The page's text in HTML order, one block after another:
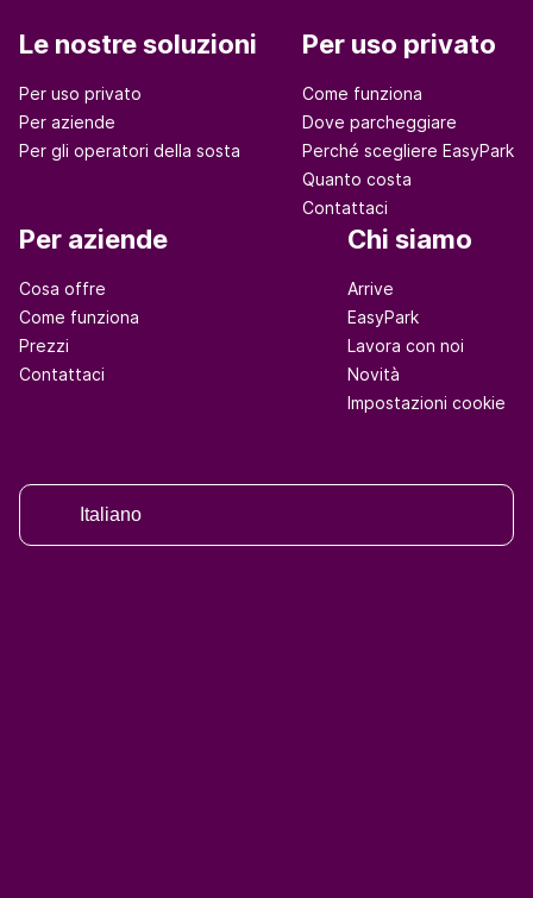
Le nostre soluzioni
Per uso privato
Per aziende
Per gli operatori della sosta
Per uso privato
Come funziona
Dove parcheggiare
Perché scegliere EasyPark
Quanto costa
Contattaci
Per aziende
Cosa offre
Come funziona
Prezzi
Contattaci
Chi siamo
Arrive
EasyPark
Lavora con noi
Novità
Impostazioni cookie
Italiano